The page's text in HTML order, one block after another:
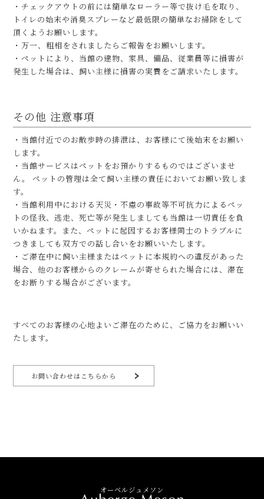
・チェックアウトの前には簡単なローラー等で抜け毛を取り、
トイレの始末や消臭スプレーなど最低限の簡単なお掃除をして
頂くようお願いします。
・万一、粗相をされましたらご報告をお願いします。
・ペットにより、当館の建物、家具、備品、従業員等に損害が
発⽣した場合は、飼い主様に損害の実費をご請求いたします。
その他 注意事項
・当館付近でのお散歩時の排泄は、お客様にて後始末をお願い
します。
・当館サービスはペットをお預かりするものではございませ
ん。 ペットの管理は全て飼い主様の責任においてお願い致しま
す。
・当館利⽤中における天災・不慮の事故等不可抗⼒によるペッ
トの怪我、逃⾛、死亡等が発⽣しましても当館は⼀切責任を負
いかねます。また、ペットに起因するお客様同⼠のトラブルに
つきましても双方での話し合いをお願いいたします。
・ご滞在中に飼い主様またはペットに本規約への違反があった
場合、他のお客様からのクレームが寄せられた場合には、滞在
をお断りする場合がございます。
すべてのお客様の心地よいご滞在のために、ご協力をお願いい
たします。
お問い合わせはこちらから
オーベルジュメソン